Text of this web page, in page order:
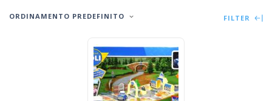
ORDINAMENTO PREDEFINITO FILTER